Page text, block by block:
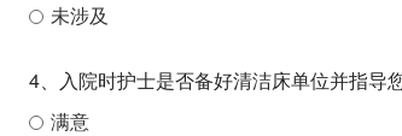
未涉及
4、入院时护士是否备好清洁床单位并指导
满意